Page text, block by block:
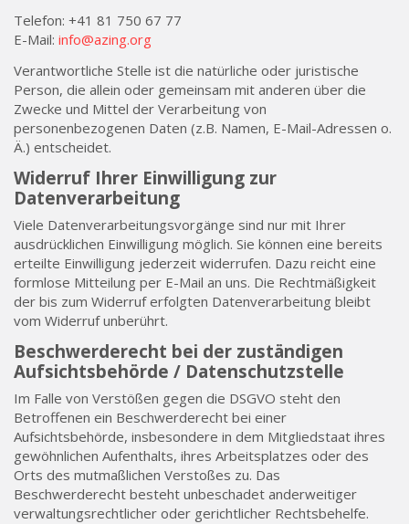
Telefon: +41 81 750 67 77
E-Mail: info@azing.org
Verantwortliche Stelle ist die natürliche oder juristische
Person, die allein oder gemeinsam mit anderen über die
Zwecke und Mittel der Verarbeitung von
personenbezogenen Daten (z.B. Namen, E-Mail-Adressen o.
Ä.) entscheidet.
Widerruf Ihrer Einwilligung zur
Datenverarbeitung
Viele Datenverarbeitungsvorgänge sind nur mit Ihrer
ausdrücklichen Einwilligung möglich. Sie können eine bereits
erteilte Einwilligung jederzeit widerrufen. Dazu reicht eine
formlose Mitteilung per E-Mail an uns. Die Rechtmäßigkeit
der bis zum Widerruf erfolgten Datenverarbeitung bleibt
vom Widerruf unberührt.
Beschwerderecht bei der zuständigen
Aufsichtsbehörde / Datenschutzstelle
Im Falle von Verstößen gegen die DSGVO steht den
Betroffenen ein Beschwerderecht bei einer
Aufsichtsbehörde, insbesondere in dem Mitgliedstaat ihres
gewöhnlichen Aufenthalts, ihres Arbeitsplatzes oder des
Orts des mutmaßlichen Verstoßes zu. Das
Beschwerderecht besteht unbeschadet anderweitiger
verwaltungsrechtlicher oder gerichtlicher Rechtsbehelfe.